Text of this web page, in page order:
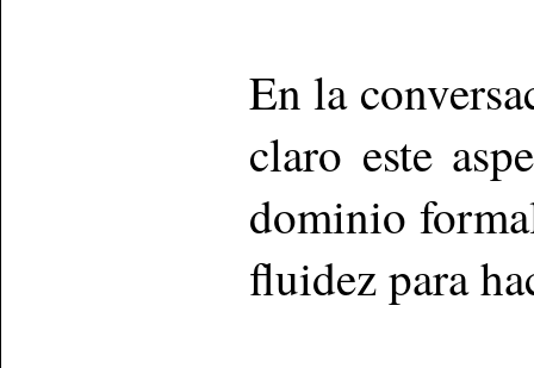
En la
claro este
dominio
fluidez para